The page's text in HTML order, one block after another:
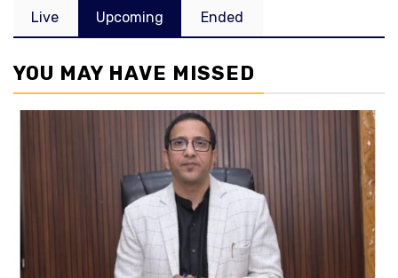
Live Upcoming Ended
YOU MAY HAVE MISSED